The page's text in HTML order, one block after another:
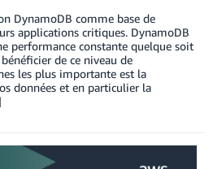
DynamoDB comme base de
applications critiques. DynamoDB
performance constante quelque soit
de ce niveau de
les plus importante est la
données et en particulier la